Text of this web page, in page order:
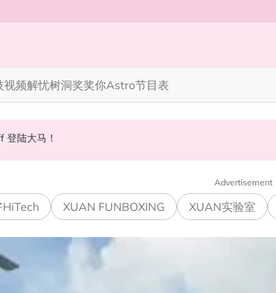
视频解忧树洞奖奖你Astro节目表
光！“替完蜘蛛人，马上又去演忍者”
陆大马！
场 《笑笑笑笑丧》”！10月31日登场
Advertisement
XUAN FUNBOXING XUAN实验室